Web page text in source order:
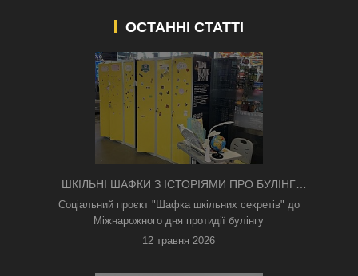
ОСТАННІ СТАТТІ
ШКІЛЬНІ ШАФКИ З ІСТОРІЯМИ ПРО БУЛІНГ
З'ЯВИЛИСЯ В КИЄВІ
Соціальний проєкт "Шафка шкільних секретів" до
Міжнарожного дня протидії булінгу
12 травня 2026